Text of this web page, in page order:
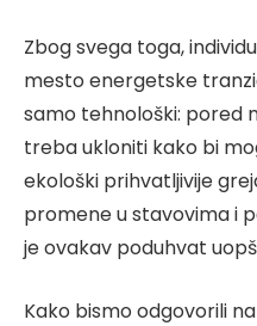
Zbog svega toga,
mesto energetske
samo tehnološki: pored
treba ukloniti kako bi
ekološki prihvatljivije
promene u stavovima i
je ovakav poduhvat
Kako bismo odgovorili